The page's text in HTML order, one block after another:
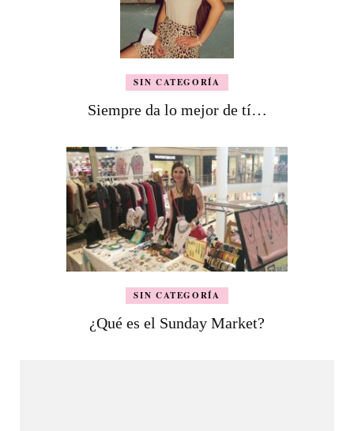
SIN CATEGORÍA
Siempre da lo mejor de tí…
SIN CATEGORÍA
¿Qué es el Sunday Market?